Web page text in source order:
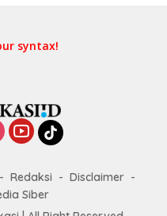
syntax!
Redaksi
Disclaimer
Siber